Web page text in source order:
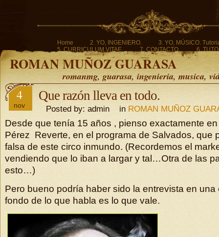
Home 2. YO, INGENIERO.
3. YO, MÚSICO.
5. CURRICULUM VITAE.
7. CONTACTO. 6.
ROMAN MUÑOZ GUARASA
romanmg, guarasa, ingenieria, musica,
4
nov
Que razón lleva en todo.
Posted by: admin in ROMAN MUÑOZ
Desde que tenía 15 años , pienso exactamente
Pérez Reverte, en el programa de Salvados, que
falsa de este circo inmundo. (Recordemos el
vendiendo que lo iban a largar y tal…Otra de las
esto…)
Pero bueno podría haber sido la entrevista en una
fondo de lo que habla es lo que vale.